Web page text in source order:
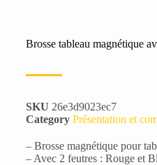
Brosse tableau magnétique
SKU 26e3d9023ec7
Category Présentation et
– Brosse magnétique pour
– Avec 2 feutres : Rouge et